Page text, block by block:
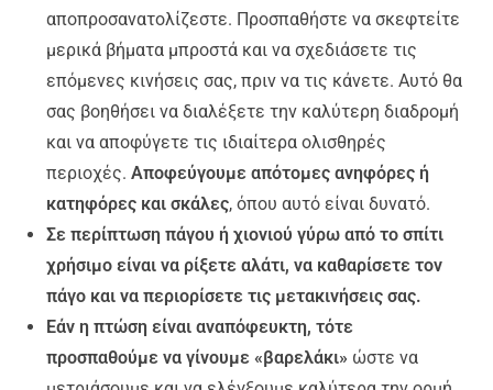
αποπροσανατολίζεστε. Προσπαθήστε να σκεφτείτε
μερικά βήματα μπροστά και να σχεδιάσετε τις
επόμενες κινήσεις σας, πριν να τις κάνετε. Αυτό θα
σας βοηθήσει να διαλέξετε την καλύτερη διαδρομή
και να αποφύγετε τις ιδιαίτερα ολισθηρές
περιοχές.Αποφεύγουμε απότομες ανηφόρες ή
κατηφόρες και σκάλες, όπου αυτό είναι δυνατό.
Σε περίπτωση πάγου ή χιονιού γύρω από το σπίτι
χρήσιμο είναι να ρίξετε αλάτι, να καθαρίσετε τον
πάγο και να περιορίσετε τις μετακινήσεις σας.
Εάν η πτώση είναι αναπόφευκτη, τότε
προσπαθούμενα γίνουμε «βαρελάκι» ώστε να